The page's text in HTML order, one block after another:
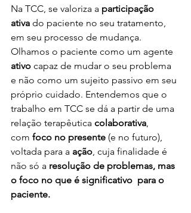
Na TCC, se valoriza a participação
ativa do paciente no seu tratamento,
em seu processo de mudança.
Olhamos o paciente como um agente
ativo capaz de mudar o seu problema
e não como um sujeito passivo em seu
próprio cuidado. Entendemos que o
trabalho em TCC se dá a partir de uma
relação terapêutica colaborativa,
com foco no presente (e no futuro),
voltada para a ação, cuja finalidade é
não só a resolução de problemas, mas
o foco no que é significativo  para o
paciente.